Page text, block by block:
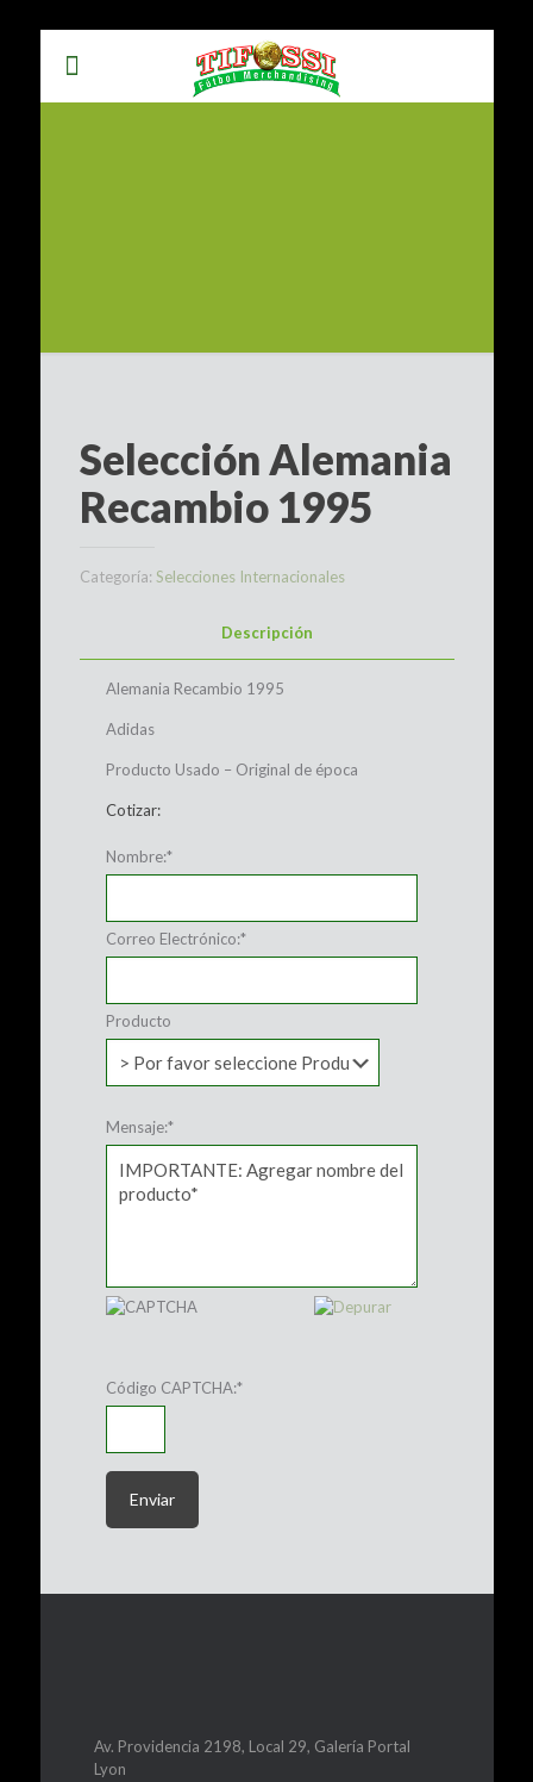
Selección Alemania
Recambio 1995
Categoría: Selecciones Internacionales
Descripción
Alemania Recambio 1995
Adidas
Producto Usado – Original de época
Cotizar:
Nombre:*
Correo Electrónico:*
Producto
Mensaje:*
Código CAPTCHA:*
Av. Providencia 2198, Local 29, Galería Portal
Lyon